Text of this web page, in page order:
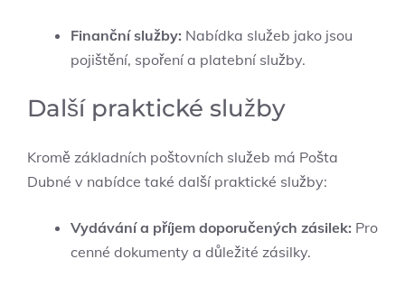
Finanční služby: Nabídka služeb jako jsou
pojištění, spoření a platební služby.
Další praktické služby
Kromě základních poštovních služeb má Pošta
Dubné v nabídce také další praktické služby:
Vydávání a příjem doporučených zásilek: Pro
cenné dokumenty a důležité zásilky.